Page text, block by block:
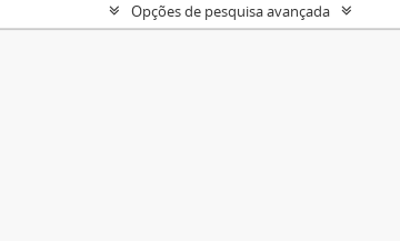
Opções de pesquisa avançada